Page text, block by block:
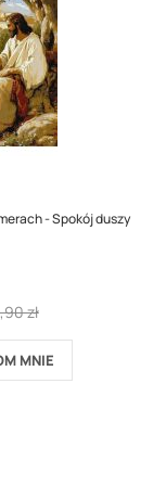
- Spokój duszy
zł
MNIE